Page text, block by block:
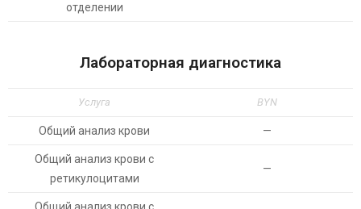
отделении
Лабораторная диагностика
Услуга BYN
Общий анализ крови —
Общий анализ крови с
ретикулоцитами
—